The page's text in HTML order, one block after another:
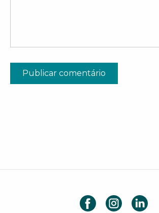
FacebookInstagram